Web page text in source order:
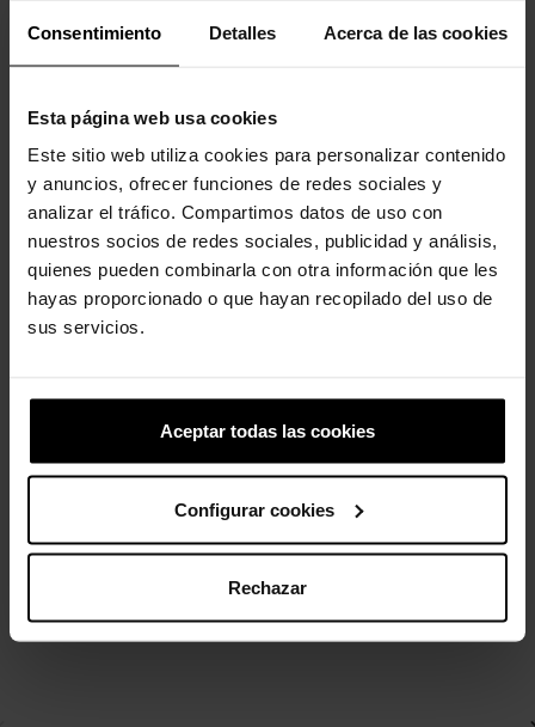
Consentimiento Detalles Acerca de las cookies
Esta página web usa cookies
Este sitio web utiliza cookies para personalizar contenido
y anuncios, ofrecer funciones de redes sociales y
analizar el tráfico. Compartimos datos de uso con
nuestros socios de redes sociales, publicidad y análisis,
quienes pueden combinarla con otra información que les
hayas proporcionado o que hayan recopilado del uso de
sus servicios.
Aceptar todas las cookies
Configurar cookies
Rechazar
Zuecos de niños Classic K Letra L
4,99 €